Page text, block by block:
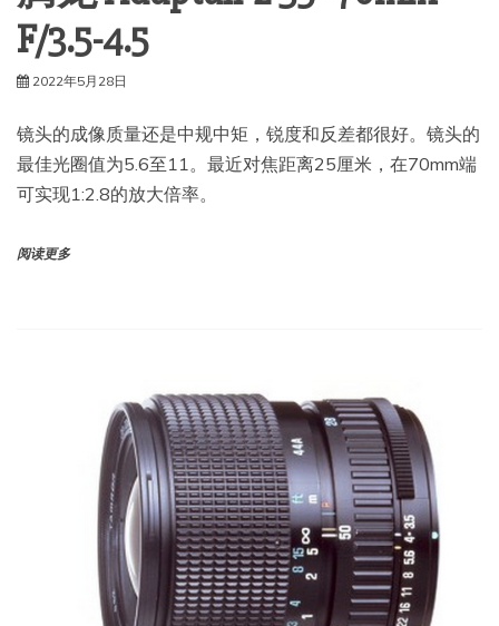
F/3.5-4.5
2022年5月28日
镜头的成像质量还是中规中矩，锐度和反差都很好。镜头的
最佳光圈值为5.6至11。最近对焦距离25厘米，在70mm端
可实现1:2.8的放大倍率。
阅读更多